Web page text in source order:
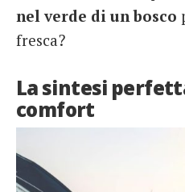
nel verde di un bosco
fresca?
La sintesi
comfort